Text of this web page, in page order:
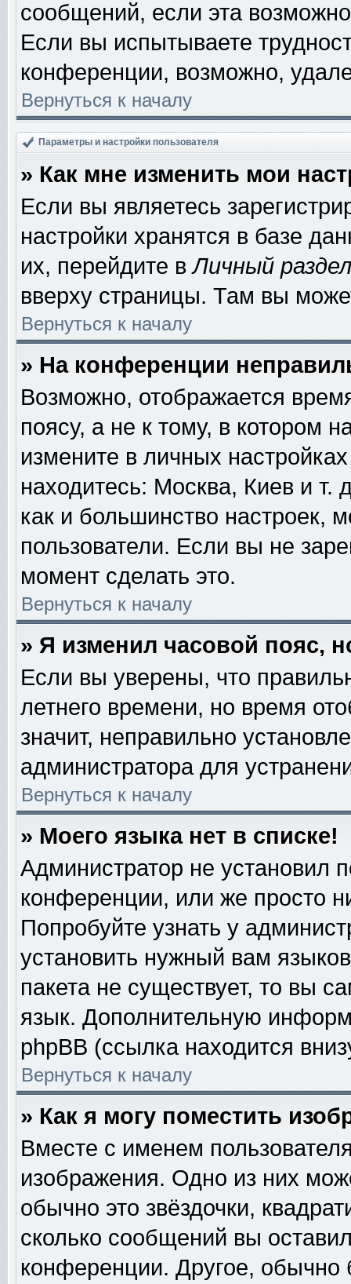
сообщений, если эта
Если вы испытываете
конференции, возможно,
Вернуться к началу
Параметры и настройки пользователя
» Как мне изменить мои
Если вы являетесь
настройки хранятся в базе
их, перейдите вЛичный раздел
вверху страницы. Там вы
Вернуться к началу
» На конференции
Возможно, отображается
поясу, а не к тому, в котором
измените в личных
находитесь: Москва, Киев и т.
как и большинство настроек,
пользователи. Если вы не
момент сделать это.
Вернуться к началу
» Я изменил часовой пояс,
Если вы уверены, что
летнего времени, но время
значит, неправильно
администратора для
Вернуться к началу
» Моего языка нет в списке!
Администратор не установил
конференции, или же просто
Попробуйте узнать у
установить нужный вам
пакета не существует, то вы
язык. Дополнительную
phpBB (ссылка находится
Вернуться к началу
» Как я могу поместить
Вместе с именем
изображения. Одно из них
обычно это звёздочки,
сколько сообщений вы
конференции. Другое, обычно